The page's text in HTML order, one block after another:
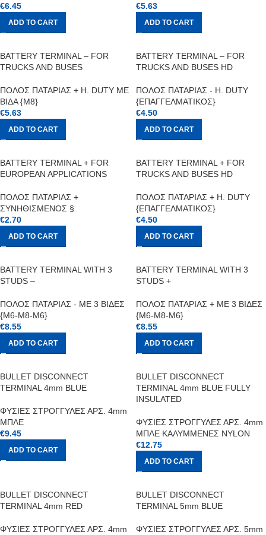
€6.45
ADD TO CART
€5.63
ADD TO CART
BATTERY TERMINAL – FOR
TRUCKS AND BUSES
ΠΟΛΟΣ ΠΑΤΑΡΙΑΣ + H. DUTY ΜΕ
ΒΙΔΑ {M8}
€5.63
ADD TO CART
BATTERY TERMINAL – FOR
TRUCKS AND BUSES HD
ΠΟΛΟΣ ΠΑΤΑΡΙΑΣ - H. DUTY
{ΕΠΑΓΓΕΛΜΑΤΙΚΟΣ}
€4.50
ADD TO CART
BATTERY TERMINAL + FOR
EUROPEAN APPLICATIONS
ΠΟΛΟΣ ΠΑΤΑΡΙΑΣ +
ΣΥΝΗΘΙΣΜΕΝΟΣ §
€2.70
ADD TO CART
BATTERY TERMINAL + FOR
TRUCKS AND BUSES HD
ΠΟΛΟΣ ΠΑΤΑΡΙΑΣ + H. DUTY
{ΕΠΑΓΓΕΛΜΑΤΙΚΟΣ}
€4.50
ADD TO CART
BATTERY TERMINAL WITH 3
STUDS –
ΠΟΛΟΣ ΠΑΤΑΡΙΑΣ - ΜΕ 3 ΒΙΔΕΣ
{Μ6-Μ8-Μ6}
€8.55
ADD TO CART
BATTERY TERMINAL WITH 3
STUDS +
ΠΟΛΟΣ ΠΑΤΑΡΙΑΣ + ΜΕ 3 ΒΙΔΕΣ
{Μ6-Μ8-Μ6}
€8.55
ADD TO CART
BULLET DISCONNECT
TERMINAL 4mm BLUE
ΦΥΣΙΕΣ ΣΤΡΟΓΓΥΛΕΣ ΑΡΣ. 4mm
ΜΠΛΕ
€9.45
ADD TO CART
BULLET DISCONNECT
TERMINAL 4mm BLUE FULLY
INSULATED
ΦΥΣΙΕΣ ΣΤΡΟΓΓΥΛΕΣ ΑΡΣ. 4mm
ΜΠΛΕ ΚΑΛΥΜΜΕΝΕΣ NYLON
€12.75
ADD TO CART
BULLET DISCONNECT
TERMINAL 4mm RED
ΦΥΣΙΕΣ ΣΤΡΟΓΓΥΛΕΣ ΑΡΣ. 4mm
BULLET DISCONNECT
TERMINAL 5mm BLUE
ΦΥΣΙΕΣ ΣΤΡΟΓΓΥΛΕΣ ΑΡΣ. 5mm